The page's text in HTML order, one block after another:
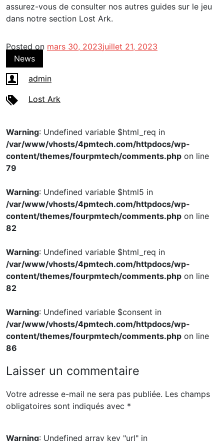
assurez-vous de consulter nos autres guides sur le jeu
dans notre section Lost Ark.
Posted on mars 30, 2023juillet 21, 2023
News
admin
Lost Ark
Warning: Undefined variable $html_req in
/var/www/vhosts/4pmtech.com/httpdocs/wp-
content/themes/fourpmtech/comments.php on line
79
Warning: Undefined variable $html5 in
/var/www/vhosts/4pmtech.com/httpdocs/wp-
content/themes/fourpmtech/comments.php on line
82
Warning: Undefined variable $html_req in
/var/www/vhosts/4pmtech.com/httpdocs/wp-
content/themes/fourpmtech/comments.php on line
82
Warning: Undefined variable $consent in
/var/www/vhosts/4pmtech.com/httpdocs/wp-
content/themes/fourpmtech/comments.php on line
86
Laisser un commentaire
Votre adresse e-mail ne sera pas publiée. Les champs
obligatoires sont indiqués avec *
Warning: Undefined array key "url" in